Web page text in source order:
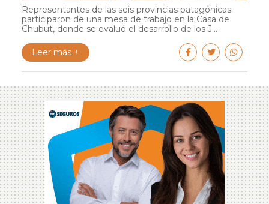
Representantes de las seis provincias patagónicas
participaron de una mesa de trabajo en la Casa de
Chubut, donde se evaluó el desarrollo de los J...
Leer más +